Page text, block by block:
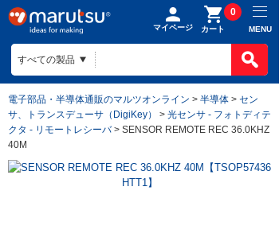
マイページ カート
0
MENU
電子部品・半導体通販のマルツオンライン > 半導体 > セン
サ、トランスデューサ（DigiKey）
> 光センサ - フォトディテ
クタ - リモートレシーバ> SENSOR REMOTE REC 36.0KHZ
40M